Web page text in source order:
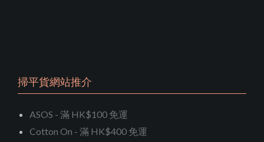
掃平貨網站推介
ASOS - 滿 HK$100 免運
Cotton On - 滿 HK$400 免運